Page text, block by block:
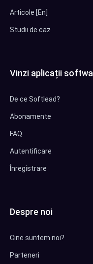
Articole [En]
Studii de caz
Vinzi aplicații
De ce Softlead?
Abonamente
FAQ
Autentificare
Înregistrare
Despre noi
Cine suntem noi?
Parteneri